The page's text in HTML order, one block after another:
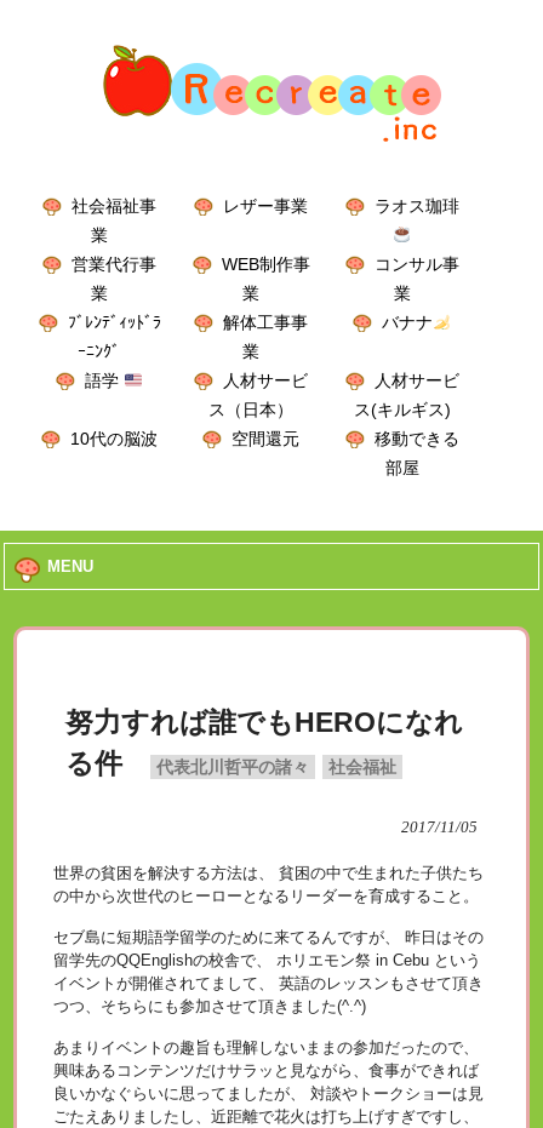
社会福祉事
業
レザー事業 ラオス珈琲
営業代行事
業
WEB制作事
業
コンサル事
業
ﾌﾞﾚﾝﾃﾞｨｯﾄﾞﾗ
ｰﾆﾝｸﾞ
解体工事事
業
バナナ
語学
人材サービ
ス（日本）
人材サービ
ス(キルギス)
10代の脳波
空間還元
移動できる
部屋
MENU
努力すれば誰でもHEROになれ
る件
代表北川哲平の諸々 社会福祉
2017/11/05
世界の貧困を解決する方法は、 貧困の中で生まれた子供たち
の中から次世代のヒーローとなるリーダーを育成すること。
セブ島に短期語学留学のために来てるんですが、 昨日はその
留学先のQQEnglishの校舎で、 ホリエモン祭 in Cebu という
イベントが開催されてまして、 英語のレッスンもさせて頂き
つつ、そちらにも参加させて頂きました(^.^)
あまりイベントの趣旨も理解しないままの参加だったので、
興味あるコンテンツだけサラッと見ながら、食事ができれば
良いかなぐらいに思ってましたが、 対談やトークショーは見
ごたえありましたし、近距離で花火は打ち上げすぎですし、